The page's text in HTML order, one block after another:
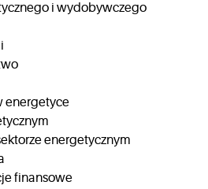
i wydobywczego
energetyce
energetycznym
finansowe